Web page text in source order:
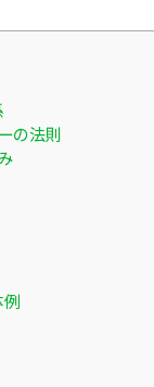
の法則